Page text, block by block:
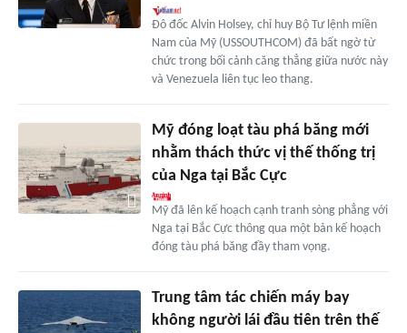
Đô đốc Alvin Holsey, chỉ huy Bộ Tư lệnh miền
Nam của Mỹ (USSOUTHCOM) đã bất ngờ từ
chức trong bối cảnh căng thẳng giữa nước này
và Venezuela liên tục leo thang.
Mỹ đóng loạt tàu phá băng mới
nhằm thách thức vị thế thống trị
của Nga tại Bắc Cực
Mỹ đã lên kế hoạch cạnh tranh sòng phẳng với
Nga tại Bắc Cực thông qua một bản kế hoạch
đóng tàu phá băng đầy tham vọng.
Trung tâm tác chiến máy bay
không người lái đầu tiên trên thế